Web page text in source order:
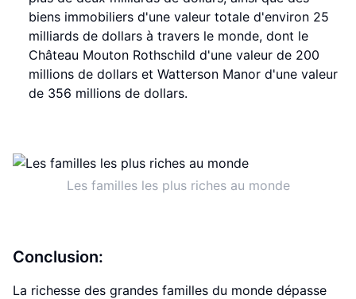
biens immobiliers d'une valeur totale d'environ 25
milliards de dollars à travers le monde, dont le
Château Mouton Rothschild d'une valeur de 200
millions de dollars et Watterson Manor d'une valeur
de 356 millions de dollars.
Les familles les plus riches au monde
Conclusion:
La richesse des grandes familles du monde dépasse